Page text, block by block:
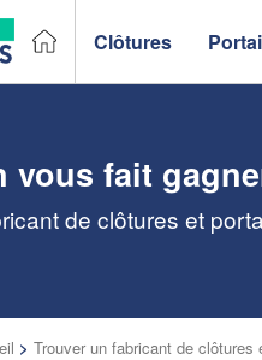
Clôtures
vous fait
de clôtures et
> Trouver un fabricant de clôtures